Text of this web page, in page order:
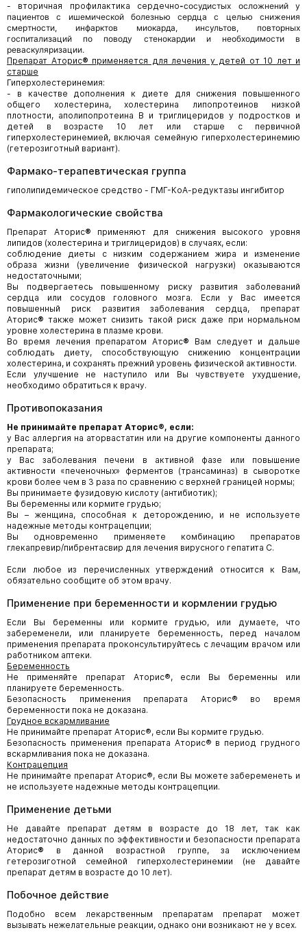
- вторичная профилактика сердечно-сосудистых осложнений у
пациентов с ишемической болезнью сердца с целью снижения
смертности, инфарктов миокарда, инсультов, повторных
госпитализаций по поводу стенокардии и необходимости в
реваскуляризации.
Препарат Аторис® применяется для лечения у детей от 10 лет и
старше
Гиперхолестеринемия:
- в качестве дополнения к диете для снижения повышенного
общего холестерина, холестерина липопротеинов низкой
плотности, аполипопротеина В и триглицеридов у подростков и
детей в возрасте 10 лет или старше с первичной
гиперхолестеринемией, включая семейную гиперхолестеринемию
(гетерозиготный вариант).
Фармако-терапевтическая группа
гиполипидемическое средство - ГМГ-КоА-редуктазы ингибитор
Фармакологические свойства
Препарат Аторис® применяют для снижения высокого уровня
липидов (холестерина и триглицеридов) в случаях, если:
соблюдение диеты с низким содержанием жира и изменение
образа жизни (увеличение физической нагрузки) оказываются
недостаточными;
Вы подвергаетесь повышенному риску развития заболеваний
сердца или сосудов головного мозга. Если у Вас имеется
повышенный риск развития заболевания сердца, препарат
Аторис® также может снизить такой риск даже при нормальном
уровне холестерина в плазме крови.
Во время лечения препаратом Аторис® Вам следует и дальше
соблюдать диету, способствующую снижению концентрации
холестерина, и сохранять прежний уровень физической активности.
Если улучшение не наступило или Вы чувствуете ухудшение,
необходимо обратиться к врачу.
Противопоказания
Не принимайте препарат Аторис®, если:
у Вас аллергия на аторвастатин или на другие компоненты данного
препарата;
у Вас заболевания печени в активной фазе или повышение
активности «печеночных» ферментов (трансаминаз) в сыворотке
крови более чем в 3 раза по сравнению с верхней границей нормы;
Вы принимаете фузидовую кислоту (антибиотик);
Вы беременны или кормите грудью;
Вы – женщина, способная к деторождению, и не используете
надежные методы контрацепции;
Вы одновременно применяете комбинацию препаратов
глекапревир/пибрентасвир для лечения вирусного гепатита С.
Если любое из перечисленных утверждений относится к Вам,
обязательно сообщите об этом врачу.
Применение при беременности и кормлении грудью
Если Вы беременны или кормите грудью, или думаете, что
забеременели, или планируете беременность, перед началом
применения препарата проконсультируйтесь с лечащим врачом или
работником аптеки.
Беременность
Не применяйте препарат Аторис®, если Вы беременны или
планируете беременность.
Безопасность применения препарата Аторис® во время
беременности пока не доказана.
Грудное вскармливание
Не принимайте препарат Аторис®, если Вы кормите грудью.
Безопасность применения препарата Аторис® в период грудного
вскармливания пока не доказана.
Контрацепция
Не принимайте препарат Аторис®, если Вы можете забеременеть и
не используете надежные методы контрацепции.
Применение детьми
Не давайте препарат детям в возрасте до 18 лет, так как
недостаточно данных по эффективности и безопасности препарата
Аторис® в данной возрастной группе, за исключением
гетерозиготной семейной гиперхолестеринемии (не давайте
препарат детям в возрасте до 10 лет).
Побочное действие
Подобно всем лекарственным препаратам препарат может
вызывать нежелательные реакции, однако они возникают не у всех.